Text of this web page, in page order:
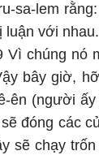
sa-lem
luận với
chúng nó
bây giờ,
ên (người
đóng các
sẽ chạy